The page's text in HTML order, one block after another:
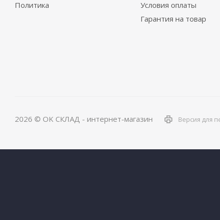
Политика
Условия оплаты
Гарантия на товар
2026 © OK СКЛАД - интернет-магазин Версия для